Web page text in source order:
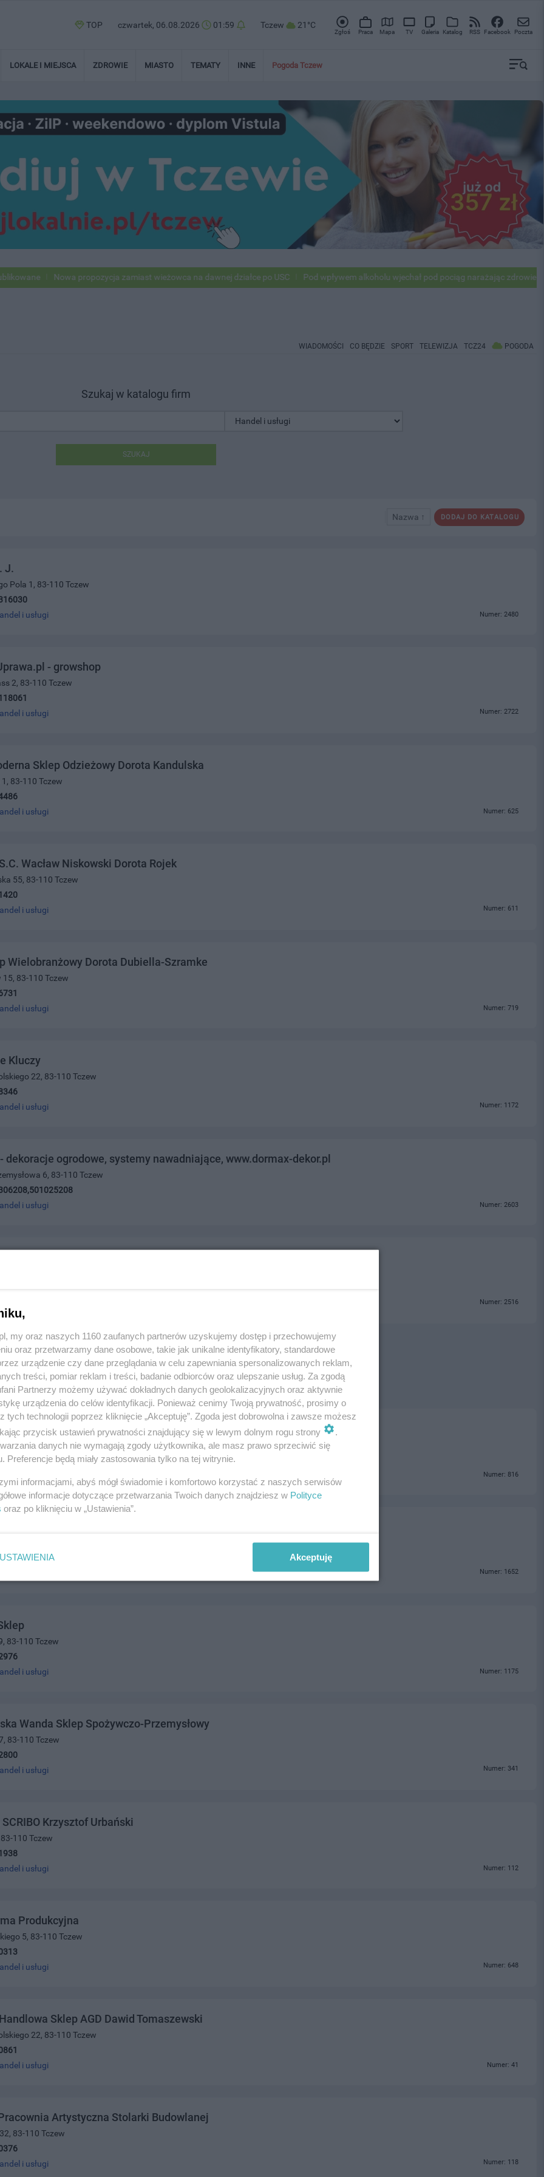
TOP czwartek, 06.08.2026 01:59 Tczew 21°C
Zgłoś Praca Mapa TV Galeria Katalog RSS Facebook Poczta
LOKALE I MIEJSCA ZDROWIE MIASTO TEMATY INNE Pogoda Tczew
Nowa propozycja zamiast wieżowca na dawnej działce po USC Pod wpływem alkoholu wjechał pod pociąg narażając zdrowie i życie
WIADOMOŚCI CO BĘDZIE SPORT TELEWIZJA TCZ24 POGODA
Szukaj w katalogu firm
SZUKAJ
DODAJ DO KATALOGU
Nazwa ↑
J.
Pola 1, 83-110 Tczew
i usługi Numer: 2480
- growshop
2, 83-110 Tczew
i usługi Numer: 2722
Sklep Odzieżowy Dorota Kandulska
83-110 Tczew
i usługi Numer: 625
Wacław Niskowski Dorota Rojek
55, 83-110 Tczew
i usługi Numer: 611
Wielobranżowy Dorota Dubiella-Szramke
15, 83-110 Tczew
i usługi Numer: 719
Kluczy
22, 83-110 Tczew
i usługi Numer: 1172
- dekoracje ogrodowe, systemy nawadniające, www.dormax-dekor.pl
6, 83-110 Tczew
i usługi Numer: 2603
61, 82-200 Malbork
Numer: 2516
Zakład Handlowo-Produkcyjno-Usługowy
83-110 Tczew
Numer: 816
Numer: 1652
83-110 Tczew
i usługi Numer: 1175
Wanda Sklep Spożywczo-Przemysłowy
83-110 Tczew
i usługi Numer: 341
Krzysztof Urbański
110 Tczew
i usługi Numer: 112
Produkcyjna
5, 83-110 Tczew
i usługi Numer: 648
Sklep AGD Dawid Tomaszewski
22, 83-110 Tczew
i usługi Numer: 41
Artystyczna Stolarki Budowlanej
83-110 Tczew
i usługi Numer: 118
my oraz naszych 1160 zaufanych partnerów uzyskujemy dostęp i przechowujemy
oraz przetwarzamy dane osobowe, takie jak unikalne identyfikatory, standardowe
urządzenie czy dane przeglądania w celu zapewniania spersonalizowanych reklam,
treści, pomiar reklam i treści, badanie odbiorców oraz ulepszanie usług. Za zgodą
Partnerzy możemy używać dokładnych danych geolokalizacyjnych oraz aktywnie
urządzenia do celów identyfikacji. Ponieważ cenimy Twoją prywatność, prosimy o
tych technologii poprzez kliknięcie „Akceptuję”. Zgoda jest dobrowolna i zawsze możesz
przycisk ustawień prywatności znajdujący się w lewym dolnym rogu strony
.
danych nie wymagają zgody użytkownika, ale masz prawo sprzeciwić się
Preferencje będą miały zastosowania tylko na tej witrynie.
informacjami, abyś mógł świadomie i komfortowo korzystać z naszych serwisów
informacje dotyczące przetwarzania Twoich danych znajdziesz w Polityce
oraz po kliknięciu w „Ustawienia”.
USTAWIENIA Akceptuję